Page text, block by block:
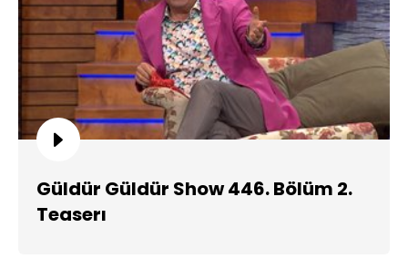
Güldür Güldür Show 446. Bölüm 2.
Teaserı